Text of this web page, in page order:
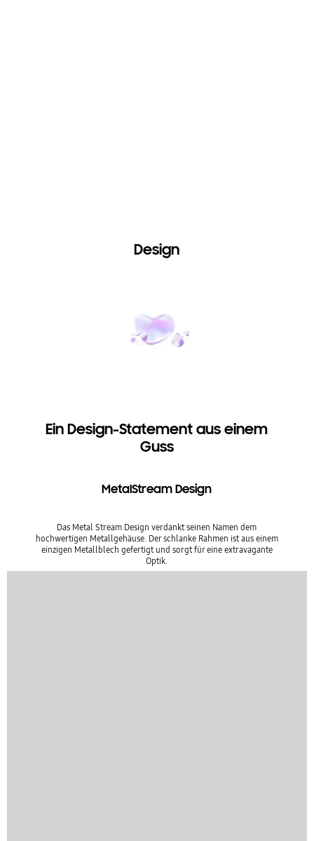
Design
Ein Design-Statement aus einem
Guss
MetalStream Design
Das Metal Stream Design verdankt seinen Namen dem
hochwertigen Metallgehäuse. Der schlanke Rahmen ist aus einem
einzigen Metallblech gefertigt und sorgt für eine extravagante
Optik.